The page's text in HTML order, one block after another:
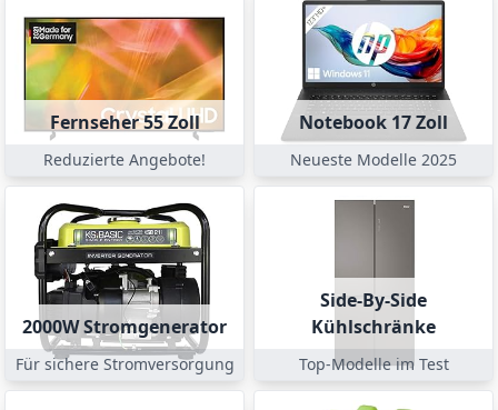
Fernseher 55 Zoll
Reduzierte Angebote!
Notebook 17 Zoll
Neueste Modelle 2025
2000W Stromgenerator
Für sichere Stromversorgung
Side-By-Side
Kühlschränke
Top-Modelle im Test